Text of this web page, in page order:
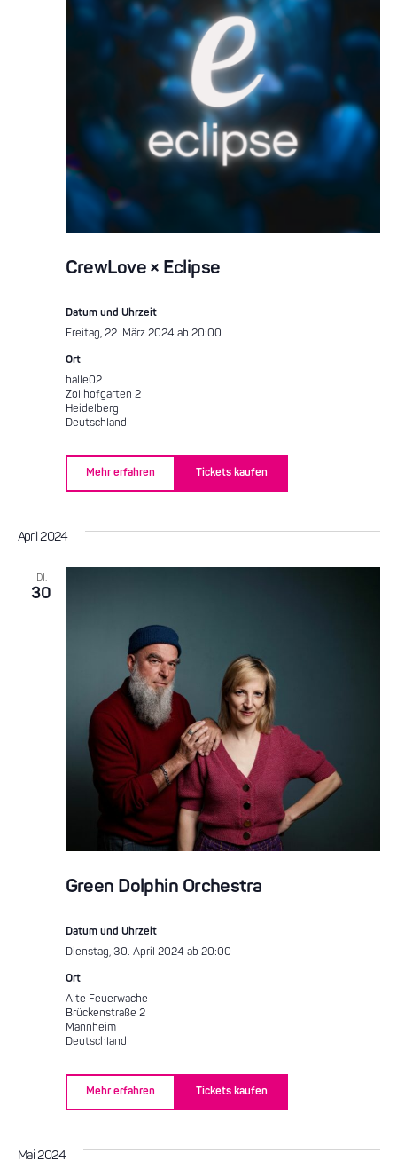
CrewLove × Eclipse
Datum und Uhrzeit
Freitag, 22. März 2024 ab 20:00
Ort
halle02
Zollhofgarten 2
Heidelberg
Deutschland
Mehr erfahren Tickets kaufen
April 2024
DI.
30
Green Dolphin Orchestra
Datum und Uhrzeit
Dienstag, 30. April 2024 ab 20:00
Ort
Alte Feuerwache
Brückenstraße 2
Mannheim
Deutschland
Mehr erfahren Tickets kaufen
Mai 2024